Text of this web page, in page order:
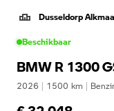
Dusseldorp
Beschikbaar
BMW R 1300
2026 | 1500 km |